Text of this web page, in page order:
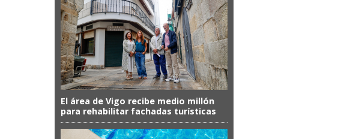
El área de Vigo recibe medio millón
para rehabilitar fachadas turísticas